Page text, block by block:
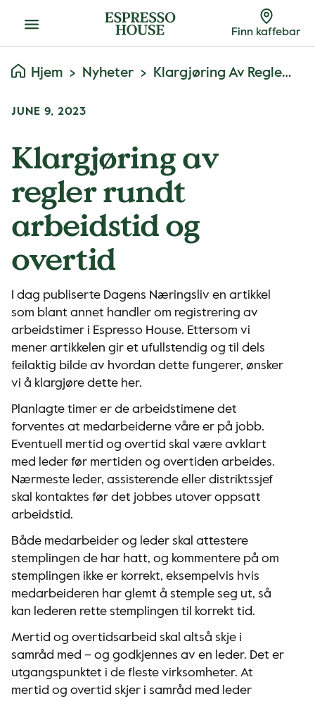
Meny Finn kaffebar
Hjem Nyheter Klargjøring Av Regler Rundt Arbeidstid Og Overtid
JUNE 9, 2023
Klargjøring av
regler rundt
arbeidstid og
overtid
I dag publiserte Dagens Næringsliv en artikkel
som blant annet handler om registrering av
arbeidstimer i Espresso House. Ettersom vi
mener artikkelen gir et ufullstendig og til dels
feilaktig bilde av hvordan dette fungerer, ønsker
vi å klargjøre dette her.
Planlagte timer er de arbeidstimene det
forventes at medarbeiderne våre er på jobb.
Eventuell mertid og overtid skal være avklart
med leder før mertiden og overtiden arbeides.
Nærmeste leder, assisterende eller distriktssjef
skal kontaktes før det jobbes utover oppsatt
arbeidstid.
Både medarbeider og leder skal attestere
stemplingen de har hatt, og kommentere på om
stemplingen ikke er korrekt, eksempelvis hvis
medarbeideren har glemt å stemple seg ut, så
kan lederen rette stemplingen til korrekt tid.
Mertid og overtidsarbeid skal altså skje i
samråd med – og godkjennes av en leder. Det er
utgangspunktet i de fleste virksomheter. At
mertid og overtid skjer i samråd med leder